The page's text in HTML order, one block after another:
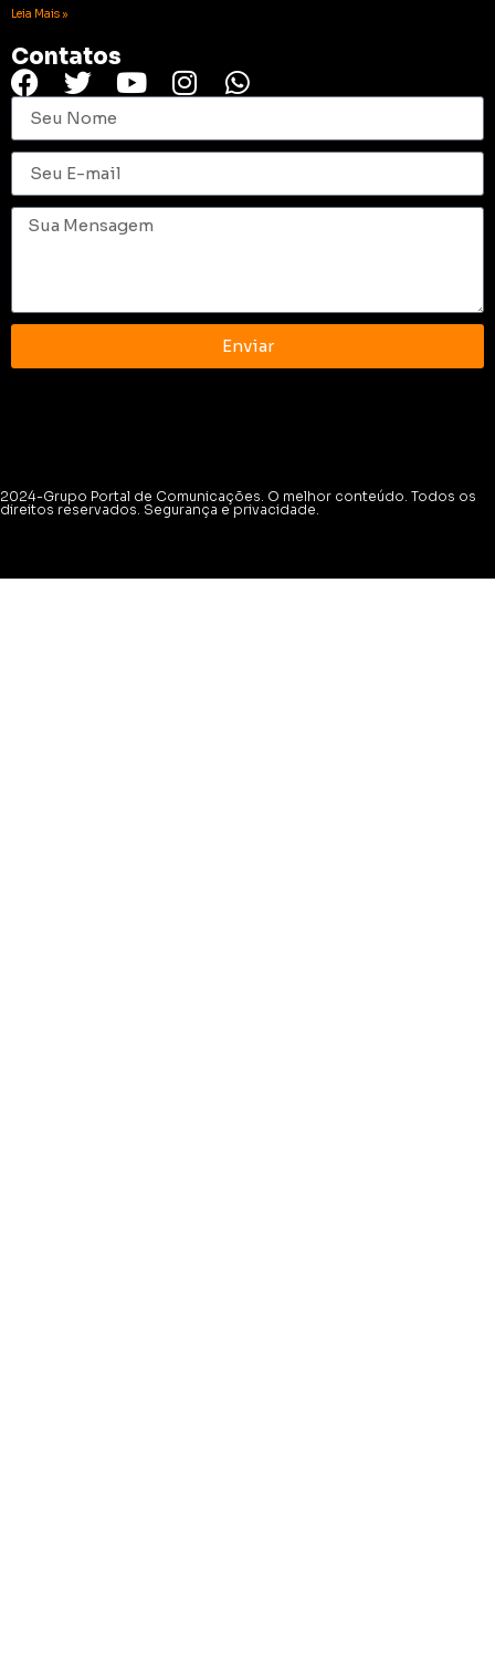
Leia Mais »
Contatos
Enviar
2024-Grupo Portal de Comunicações. O melhor conteúdo. Todos os
direitos reservados. Segurança e privacidade.